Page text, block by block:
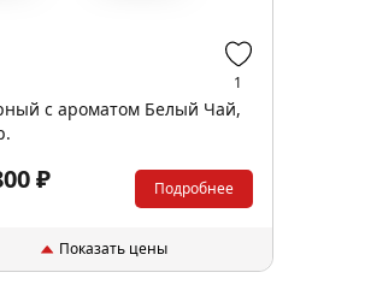
1
с ароматом Белый Чай,
₽ Подробнее
Показать цены